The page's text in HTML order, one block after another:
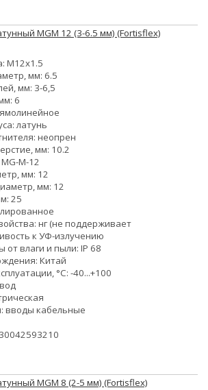
MGM 12 (3-6.5 мм) (Fortisflex)
M12x1.5
мм: 6.5
мм: 3-6,5
6
латунь
неопрен
мм: 10.2
M-12
мм: 12
мм: 12
25
нг (не поддерживает
к УФ-излучению
влаги и пыли: IP 68
Китай
°С: -40...+100
вводы кабельные
МGM 8 (2-5 мм) (Fortisflex)